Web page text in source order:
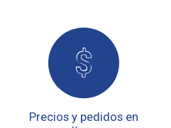
Precios y pedidos en